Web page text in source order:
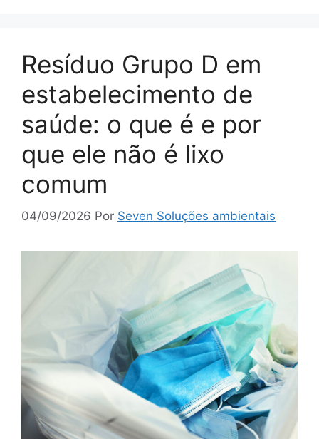
Resíduo Grupo D em
estabelecimento de
saúde: o que é e por
que ele não é lixo
comum
04/09/2026 Por Seven Soluções ambientais